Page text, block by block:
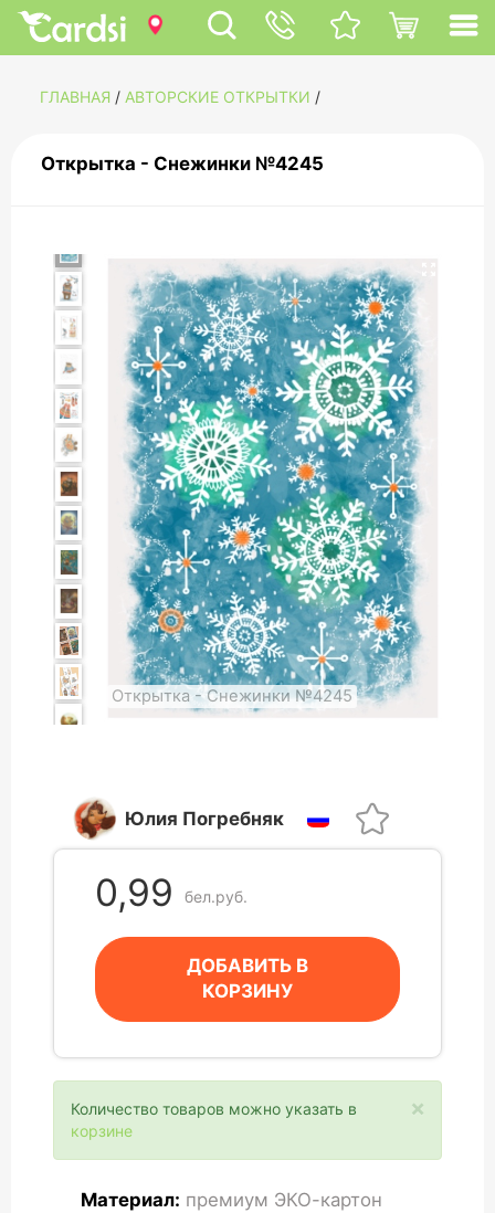
ГЛАВНАЯ / АВТОРСКИЕ ОТКРЫТКИ /
Открытка - Снежинки №4245
Открытка - Снежинки №4245
Юлия Погребняк
0,99 бел.руб.
ДОБАВИТЬ В
КОРЗИНУ
×
Количество товаров можно указать в
корзине
Материал: премиум ЭКО-картон